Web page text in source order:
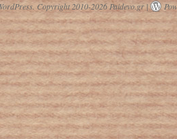
ιστορία ενός
ακρωτηριασμό
από τους δασκάλους
Copyright 2010-2026 Paidevo.gr |